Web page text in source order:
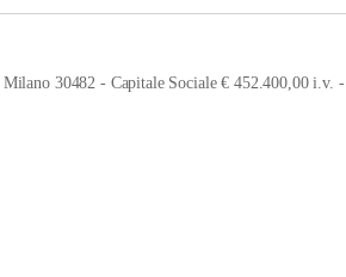
30482 - Capitale Sociale € 452.400,00 i.v. -